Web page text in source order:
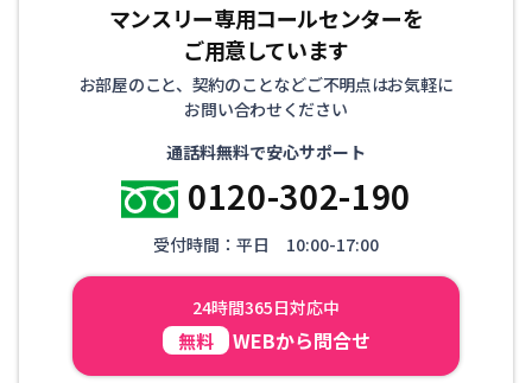
マンスリー専用コールセンターを
ご用意しています
お部屋のこと、契約のことなどご不明点はお気軽に
お問い合わせください
通話料無料で安心サポート
0120-302-190
受付時間：平日 10:00-17:00
24時間365日対応中
無料 WEBから問合せ